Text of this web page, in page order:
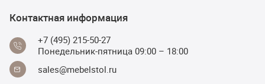
Контактная информация
+7 (495) 215-50-27
Понедельник-пятница 09:00 – 18:00
sales@mebelstol.ru